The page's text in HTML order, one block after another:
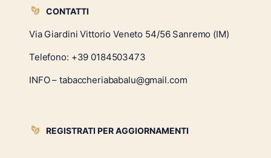
CONTATTI
Via Giardini Vittorio Veneto 54/56 Sanremo (IM)
Telefono: +39 0184503473
INFO – tabaccheriababalu@gmail.com
REGISTRATI PER AGGIORNAMENTI